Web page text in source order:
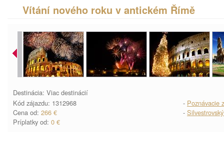
Vítání nového roku v antickém Římě
Destinácia: Viac destinácií
Kód zájazdu: 1312968
Cena od: 266 €
Príplatky od: 0 €
- Poznávacie
-